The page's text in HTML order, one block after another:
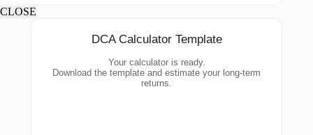
CLOSE
DCA Calculator Template
Your calculator is ready.
Download the template and estimate your long-term
returns.